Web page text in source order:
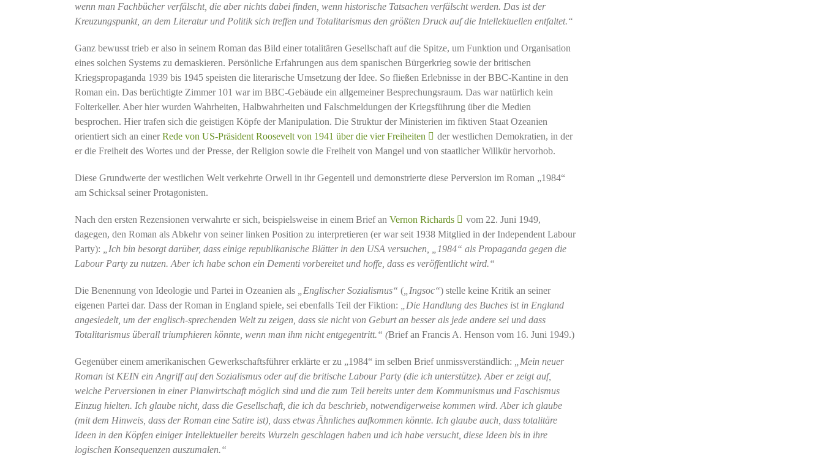
wenn man Fachbücher verfälscht, die aber nichts dabei finden, wenn historische Tatsachen verfälscht werden. Das ist der
Kreuzungspunkt, an dem Literatur und Politik sich treffen und Totalitarismus den größten Druck auf die Intellektuellen entfaltet.“
Ganz bewusst trieb er also in seinem Roman das Bild einer totalitären Gesellschaft auf die Spitze, um Funktion und Organisation
eines solchen Systems zu demaskieren. Persönliche Erfahrungen aus dem spanischen Bürgerkrieg sowie der britischen
Kriegspropaganda 1939 bis 1945 speisten die literarische Umsetzung der Idee. So fließen Erlebnisse in der BBC-Kantine in den
Roman ein. Das berüchtigte Zimmer 101 war im BBC-Gebäude ein allgemeiner Besprechungsraum. Das war natürlich kein
Folterkeller. Aber hier wurden Wahrheiten, Halbwahrheiten und Falschmeldungen der Kriegsführung über die Medien
besprochen. Hier trafen sich die geistigen Köpfe der Manipulation. Die Struktur der Ministerien im fiktiven Staat Ozeanien
orientiert sich an einerRede von US-Präsident Roosevelt von 1941 über die vier Freiheiten
der westlichen Demokratien, in der
er die Freiheit des Wortes und der Presse, der Religion sowie die Freiheit von Mangel und von staatlicher Willkür hervorhob.
Diese Grundwerte der westlichen Welt verkehrte Orwell in ihr Gegenteil und demonstrierte diese Perversion im Roman „1984“
am Schicksal seiner Protagonisten.
Nach den ersten Rezensionen verwahrte er sich, beispielsweise in einem Brief an Vernon Richards
vom 22. Juni 1949,
dagegen, den Roman als Abkehr von seiner linken Position zu interpretieren (er war seit 1938 Mitglied in der Independent Labour
Party):
„Ich bin besorgt darüber, dass einige republikanische Blätter in den USA versuchen, „1984“ als Propaganda gegen die
Labour Party zu nutzen. Aber ich habe schon ein Dementi vorbereitet und hoffe, dass es veröffentlicht wird.“
Die Benennung von Ideologie und Partei in Ozeanien als „Englischer Sozialismus“ („Ingsoc“) stelle keine Kritik an seiner
eigenen Partei dar. Dass der Roman in England spiele, sei ebenfalls Teil der Fiktion:
„Die Handlung des Buches ist in England
angesiedelt, um der englisch-sprechenden Welt zu zeigen, dass sie nicht von Geburt an besser als jede andere sei und dass
Totalitarismus überall triumphieren könnte, wenn man ihm nicht entgegentritt.“ (Brief an Francis A. Henson vom 16. Juni 1949.)
Gegenüber einem amerikanischen Gewerkschaftsführer erklärte er zu „1984“ im selben Brief unmissverständlich:
„Mein neuer
Roman ist KEIN ein Angriff auf den Sozialismus oder auf die britische Labour Party (die ich unterstütze). Aber er zeigt auf,
welche Perversionen in einer Planwirtschaft möglich sind und die zum Teil bereits unter dem Kommunismus und Faschismus
Einzug hielten. Ich glaube nicht, dass die Gesellschaft, die ich da beschrieb, notwendigerweise kommen wird. Aber ich glaube
(mit dem Hinweis, dass der Roman eine Satire ist), dass etwas Ähnliches aufkommen könnte. Ich glaube auch, dass totalitäre
Ideen in den Köpfen einiger Intellektueller bereits Wurzeln geschlagen haben und ich habe versucht, diese Ideen bis in ihre
logischen Konsequenzen auszumalen.“